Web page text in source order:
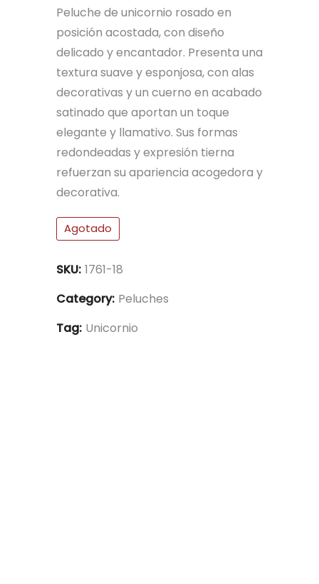
Peluche de unicornio rosado en
posición acostada, con diseño
delicado y encantador. Presenta una
textura suave y esponjosa, con alas
decorativas y un cuerno en acabado
satinado que aportan un toque
elegante y llamativo. Sus formas
redondeadas y expresión tierna
refuerzan su apariencia acogedora y
decorativa.
Agotado
SKU: 1761-18
Category: Peluches
Tag: Unicornio